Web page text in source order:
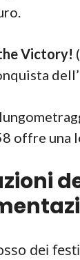
Victory!
offre una
dei